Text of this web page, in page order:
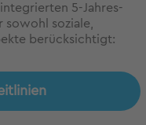
5-Jahres-
sowohl soziale,
berücksichtigt: